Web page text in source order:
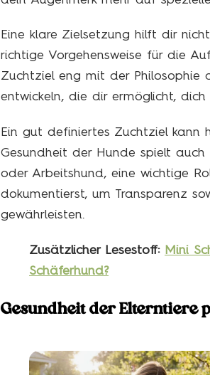
Eine klare Zielsetzung hilft dir
richtige Vorgehensweise für die
Zuchtziel eng mit der Philosophie
entwickeln, die dir ermöglicht,
Ein gut definiertes Zuchtziel kann
Gesundheit der Hunde spielt
oder Arbeitshund, eine wichtige
dokumentierst, um Transparenz
gewährleisten.
Zusätzlicher Lesestoff: Mini
Schäferhund?
Gesundheit der Elterntiere